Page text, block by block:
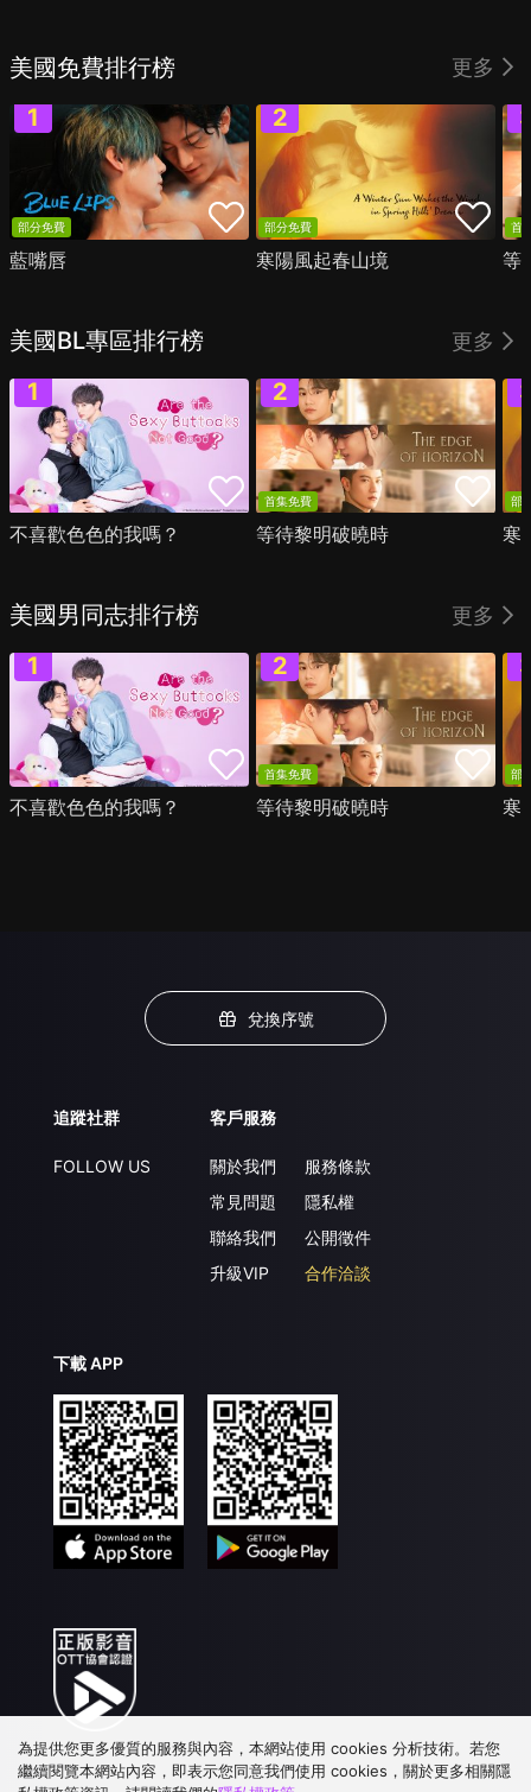
美國免費排行榜 更多
部分免費
藍嘴唇
部分免費
寒陽風起春山境
首
等
美國BL專區排行榜 更多
不喜歡色色的我嗎？
首集免費
等待黎明破曉時
部
寒
美國男同志排行榜 更多
不喜歡色色的我嗎？
首集免費
等待黎明破曉時
部
寒
兌換序號
追蹤社群
FOLLOW US
客戶服務
關於我們
常見問題
聯絡我們
升級VIP
服務條款
隱私權
公開徵件
合作洽談
下載 APP
為提供您更多優質的服務與內容，本網站使用 cookies 分析技術。若您
繼續閱覽本網站內容，即表示您同意我們使用 cookies，關於更多相關隱